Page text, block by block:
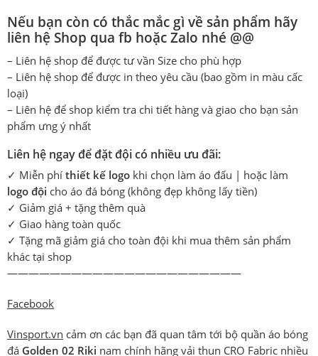
Nếu bạn còn có thắc mắc gì về sản phẩm hãy
liên hệ Shop qua fb hoặc Zalo nhé @@
– Liên hệ shop để được tư vần Size cho phù hợp
– Liên hệ shop để được in theo yêu cầu (bao gồm in màu cấc
loại)
– Liên hệ để shop kiểm tra chi tiết hàng và giao cho bạn sản
phẩm ưng ý nhất
Liên hệ ngay để đặt đội có nhiều ưu đãi:
✓ Miễn phí thiết kế logo khi chọn làm áo đấu | hoặc làm
logo đội cho áo đá bóng (không đẹp không lấy tiền)
✓ Giảm giá + tặng thêm quà
✓ Giao hàng toàn quốc
✓ Tặng mã giảm giá cho toàn đội khi mua thêm sản phẩm
khác tại shop
——————————————————————
Facebook
Vinsport.vn cảm ơn các bạn đã quan tâm tới bộ quần áo bóng
đá Golden 02 Riki nam chính hãng vải thun CRO Fabric nhiều